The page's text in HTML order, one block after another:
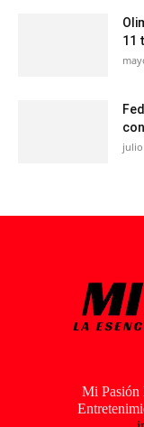
11
julio
Mi Pasión